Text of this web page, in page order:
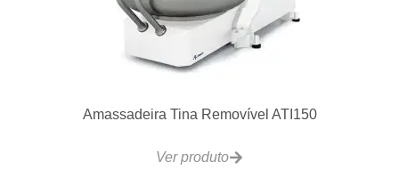
Amassadeira Tina Removível ATI150
Ver produto